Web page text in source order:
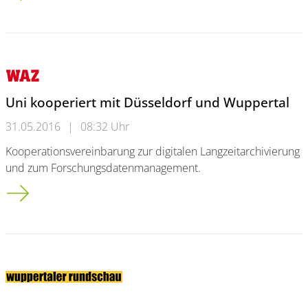
Uni kooperiert mit Düsseldorf und Wuppertal
31.05.2016 |
08:32 Uhr
Kooperationsvereinbarung zur digitalen Langzeitarchivierung
und zum Forschungsdatenmanagement.
Uni kooperiert mit Düsseldorf und Wuppertal